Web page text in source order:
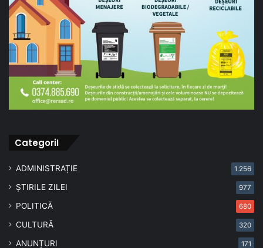
CategoriI
ADMINISTRAȚIE 1.256
ȘTIRILE ZILEI 977
POLITICĂ 680
CULTURĂ 320
ANUNȚURI 171